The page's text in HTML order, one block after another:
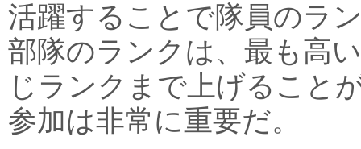
活躍することで隊員のラ
部隊のランクは、最も高
じランクまで上げること
参加は非常に重要だ。